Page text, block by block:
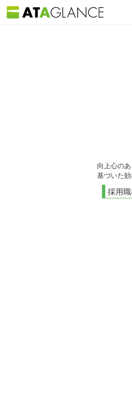
向上心の
基づいた
採用